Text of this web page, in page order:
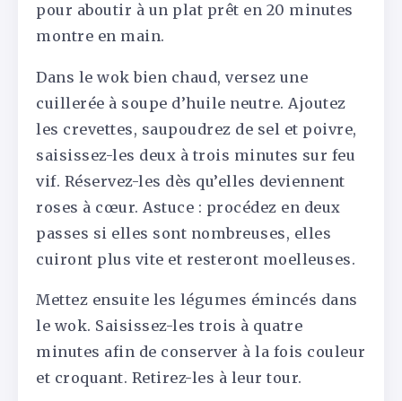
pour aboutir à un plat prêt en 20 minutes
montre en main.
Dans le wok bien chaud, versez une
cuillerée à soupe d’huile neutre. Ajoutez
les crevettes, saupoudrez de sel et poivre,
saisissez-les deux à trois minutes sur feu
vif. Réservez-les dès qu’elles deviennent
roses à cœur. Astuce : procédez en deux
passes si elles sont nombreuses, elles
cuiront plus vite et resteront moelleuses.
Mettez ensuite les légumes émincés dans
le wok. Saisissez-les trois à quatre
minutes afin de conserver à la fois couleur
et croquant. Retirez-les à leur tour.